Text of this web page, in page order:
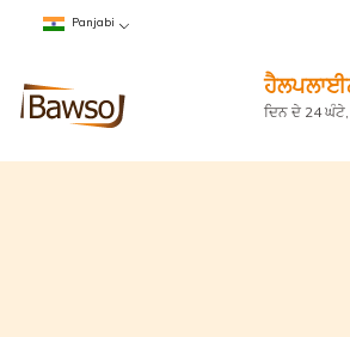
ਸਮੱਗਰੀ
Panjabi
ਦਿਨ ਦੇ 24